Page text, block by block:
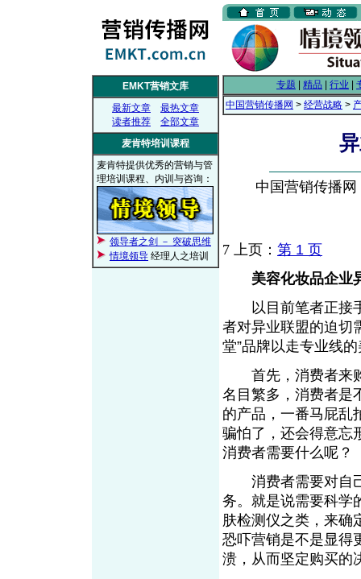
EMKT营销文库
最新文章
最热文章
读者推荐
全部文章
麦肯特培训课程
麦肯特提供优秀的营销与管
理培训课程、内训与咨询：
领导者之剑 － 突破思维
情境领导 经理人之培训
专题 精品 行业
中国营销传播网 > 经营战略 >
中国营销传播
7 上页： 第 1 页
美容化妆品企业
以目前笔者正接手
者对异业联盟的迫切
堂”品牌以走专业线
首先，消费者来购
名目繁多，消费者是
的产品，一番马屁乱
骗怕了，还会得意忘
消费者需要什么呢？
消费者需要对自己
务。就是说需要科学
肤检测仪之类，来确
恐吓营销是不是显得
溃，从而坚定购买的